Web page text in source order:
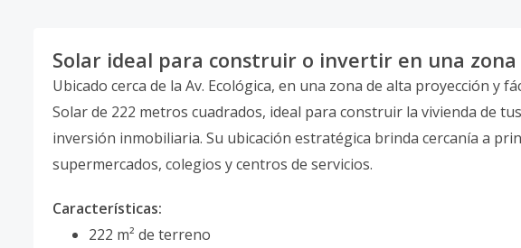
Solar ideal para construir o invertir en una
Ubicado cerca de la Av. Ecológica, en una zona de alta proyección y
Solar de 222 metros cuadrados, ideal para construir la vivienda de
inversión inmobiliaria. Su ubicación estratégica brinda cercanía a
supermercados, colegios y centros de servicios.
Características:
222 m² de terreno